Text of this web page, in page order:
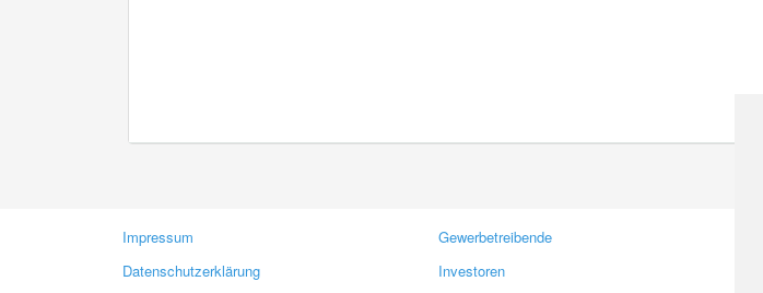
Impressum
Datenschutzerklärung
Gewerbetreibende
Investoren